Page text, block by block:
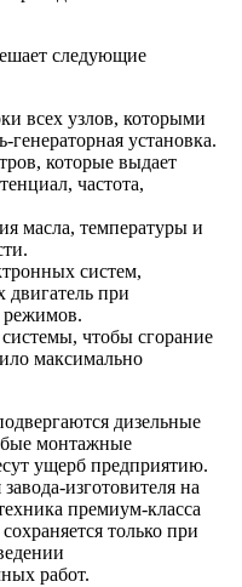
следующие
всех узлов, которыми
генераторная установка.
которые выдает
частота,
масла, температуры и
систем,
при
режимов.
чтобы сгорание
максимально
дизельные
монтажные
ущерб предприятию.
изготовителя на
премиум-класса
только при
работ.